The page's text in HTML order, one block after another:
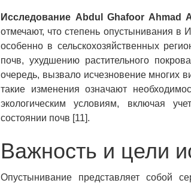
Исследование Abdul Ghafoor Ahmad
отмечают, что степень опустынивания в
особенно в сельскохозяйственных
почв, ухудшению растительного
очередь, вызвало исчезновение
такие изменения означают
экологическим условиям, включая
состоянии почв [11].
Важность и цели
Опустынивание представляет собой